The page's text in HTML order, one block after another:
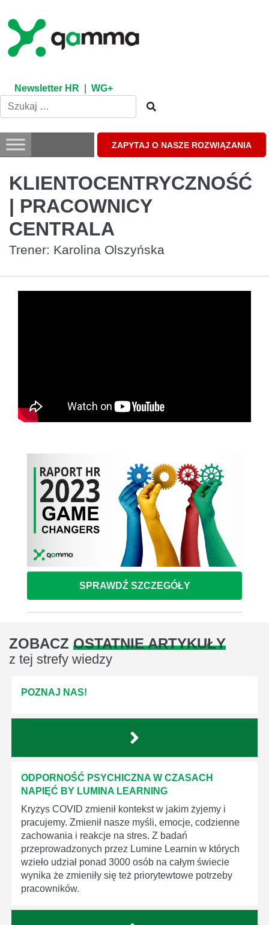
content
Newsletter HR WG+
ZAPYTAJ O NASZE ROZWIĄZANIA
KLIENTOCENTRYCZNOŚĆ
| PRACOWNICY
CENTRALA
Trener: Karolina Olszyńska
SPRAWDŹ SZCZEGÓŁY
ZOBACZ OSTATNIE ARTYKUŁY
z tej strefy wiedzy
POZNAJ NAS!
ODPORNOŚĆ PSYCHICZNA W CZASACH
NAPIĘĆ BY LUMINA LEARNING
Kryzys COVID zmienił kontekst w jakim żyjemy i
pracujemy. Zmienił nasze myśli, emocje, codzienne
zachowania i reakcje na stres. Z badań
przeprowadzonych przez Lumine Learnin w których
wzieło udział ponad 3000 osób na całym świecie
wynika że zmieniły się też priorytewtowe potrzeby
pracowników.